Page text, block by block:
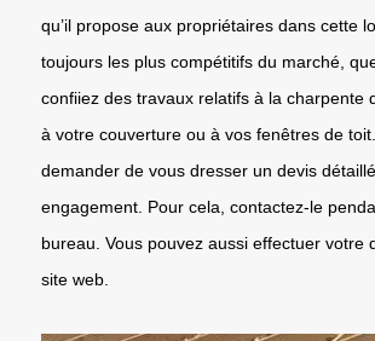
qu’il propose aux propriétaires dans cette
toujours les plus compétitifs du marché,
confiiez des travaux relatifs à la charpente
à votre couverture ou à vos fenêtres de
demander de vous dresser un devis
engagement. Pour cela, contactez-le
bureau. Vous pouvez aussi effectuer votre
site web.